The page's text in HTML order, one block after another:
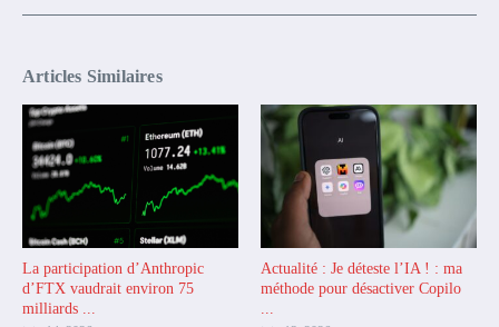
Articles Similaires
La participation d’Anthropic
d’FTX vaudrait environ 75
milliards ...
Actualité : Je déteste l’IA ! : ma
méthode pour désactiver Copilo
...